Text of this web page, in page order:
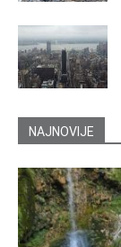
NAJNOVIJE